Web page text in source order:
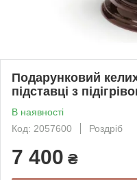
Подарунковий
підставці з
В наявності
Код: 2057600
Роздріб
7 400 ₴